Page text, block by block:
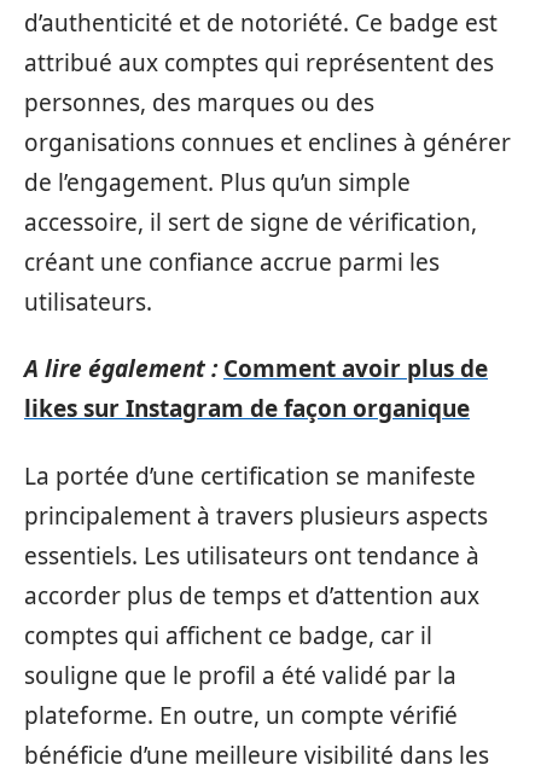
d’authenticité et de notoriété. Ce badge est
attribué aux comptes qui représentent des
personnes, des marques ou des
organisations connues et enclines à générer
de l’engagement. Plus qu’un simple
accessoire, il sert de signe de vérification,
créant une confiance accrue parmi les
utilisateurs.
A lire également : Comment avoir plus de
likes sur Instagram de façon organique
La portée d’une certification se manifeste
principalement à travers plusieurs aspects
essentiels. Les utilisateurs ont tendance à
accorder plus de temps et d’attention aux
comptes qui affichent ce badge, car il
souligne que le profil a été validé par la
plateforme. En outre, un compte vérifié
bénéficie d’une meilleure visibilité dans les